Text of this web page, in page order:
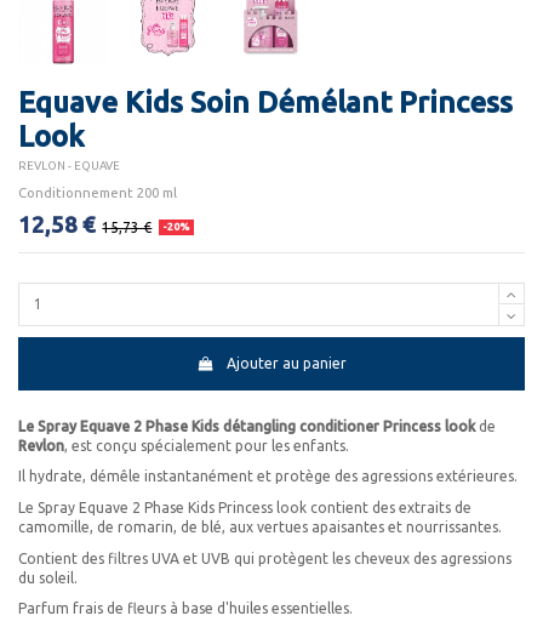
Equave Kids Soin Démélant Princess
Look
REVLON - EQUAVE
Conditionnement 200 ml
12,58 € 15,73 € -20%
Ajouter au panier
Le Spray Equave 2 Phase Kids détangling conditioner Princess lookde
Revlon, est conçu spécialement pour les enfants.
Il hydrate, démêle instantanément et protège des agressions extérieures.
Le Spray Equave 2 Phase Kids Princess look contient des extraits de
camomille, de romarin, de blé, aux vertues apaisantes et nourrissantes.
Contient des filtres UVA et UVB qui protègent les cheveux des agressions
du soleil.
Parfum frais de fleurs à base d'huiles essentielles.